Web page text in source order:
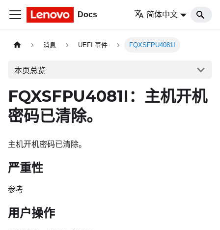
Docs 简体中文
消息 UEFI 事件 FQXSFPU4081I
本页总览
FQXSFPU4081I：主机开机
密码已清除。
主机开机密码已清除。
严重性
参考
用户操作